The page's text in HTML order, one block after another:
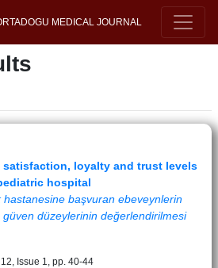
MEDICAL JOURNAL
satisfaction, loyalty and trust levels
hospital
başvuran ebeveynlerin
güven düzeylerinin değerlendirilmesi
Issue 1, pp. 40-44